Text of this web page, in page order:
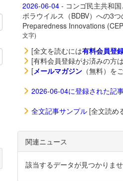
2026-06-04- コンゴ民主共和国
ボラウイルス（BDBV）への3
Preparedness Innovations
文字)
[全文を読むには有料会員登
[有料会員登録がお済みの方は
[メールマガジン（無料）を
2026-06-04に登録された記
全文記事サンプル[全文読め
関連ニュース
該当するデータが見つかりませ